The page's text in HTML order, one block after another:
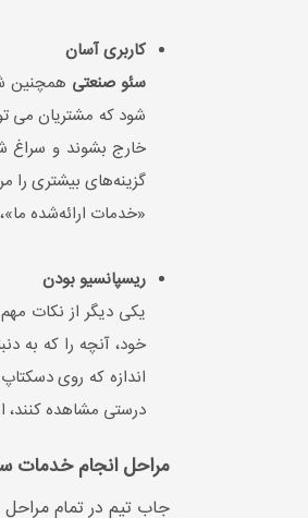
کاربری آسان
سئو صنعتی همچنین
شود که مشتریان می
خارج بشوند و سراغ
گزینه‌های بیشتری را
«خدمات ارائه‌شده
ریسپانسیو بودن
یکی دیگر از نکات
خود، آنچه را که به
اندازه که روی
درستی مشاهده
مراحل انجام خدمات
جاب تیم در تمام